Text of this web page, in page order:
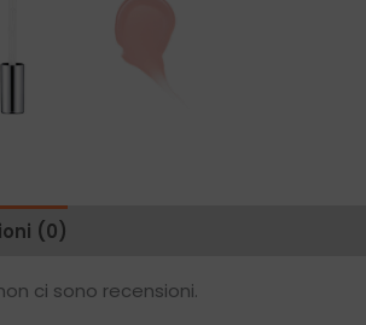
(0)
ci sono recensioni.